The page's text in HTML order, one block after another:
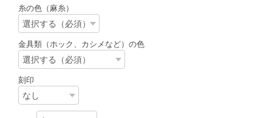
糸の色（麻糸）
金具類（ホック、カシメなど）の色
刻印